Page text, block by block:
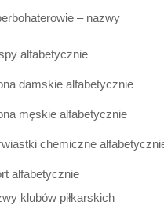
– nazwy
alfabetycznie
damskie alfabetycznie
męskie alfabetycznie
chemiczne
alfabetycznie
klubów piłkarskich